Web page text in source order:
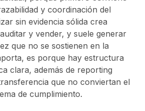
y coordinación del
sin evidencia sólida crea
y vender, y suele generar
que no se sostienen en la
es porque hay estructura
clara, además de reporting
que no conviertan el
de cumplimiento.